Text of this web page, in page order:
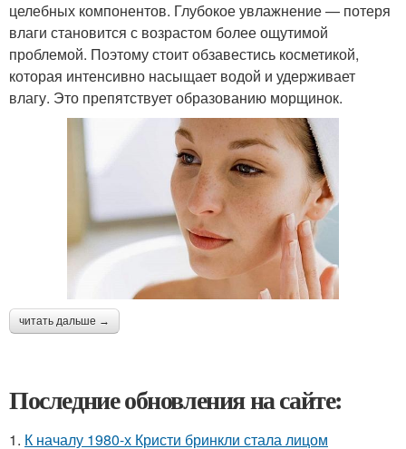
целебных компонентов. Глубокое увлажнение — потеря
влаги становится с возрастом более ощутимой
проблемой. Поэтому стоит обзавестись косметикой,
которая интенсивно насыщает водой и удерживает
влагу. Это препятствует образованию морщинок.
читать дальше →
Последние обновления на сайте:
1. К началу 1980-х Кристи бринкли стала лицом